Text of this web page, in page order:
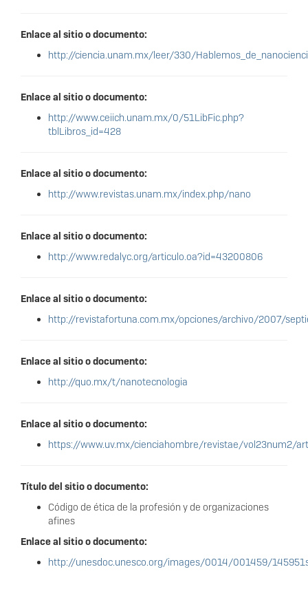
Enlace al sitio o documento:
http://ciencia.unam.mx/leer/330/
Enlace al sitio o documento:
http://www.ceiich.unam.mx/0/51LibFic.php?
tblLibros_id=428
Enlace al sitio o documento:
http://www.revistas.unam.mx/index.php/nano
Enlace al sitio o documento:
http://www.redalyc.org/articulo.oa?id=43200806
Enlace al sitio o documento:
http://revistafortuna.com.mx/opciones/archivo/2007/
Enlace al sitio o documento:
http://quo.mx/t/nanotecnologia
Enlace al sitio o documento:
https://www.uv.mx/cienciahombre/revistae/vol23num2/
Título del sitio o documento:
Código de ética de la profesión y de organizaciones
afines
Enlace al sitio o documento:
http://unesdoc.unesco.org/images/0014/001459/